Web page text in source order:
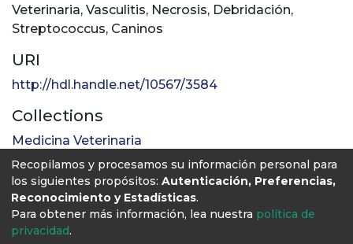
Veterinaria, Vasculitis, Necrosis, Debridación,
Streptococcus, Caninos
URI
http://hdl.handle.net/10567/3584
Collections
Medicina Veterinaria
Full item page
Recopilamos y procesamos su información personal para
los siguientes propósitos: Autenticación, Preferencias,
Reconocimiento y Estadísticas.
Para obtener más información, lea nuestra política de
privacidad.